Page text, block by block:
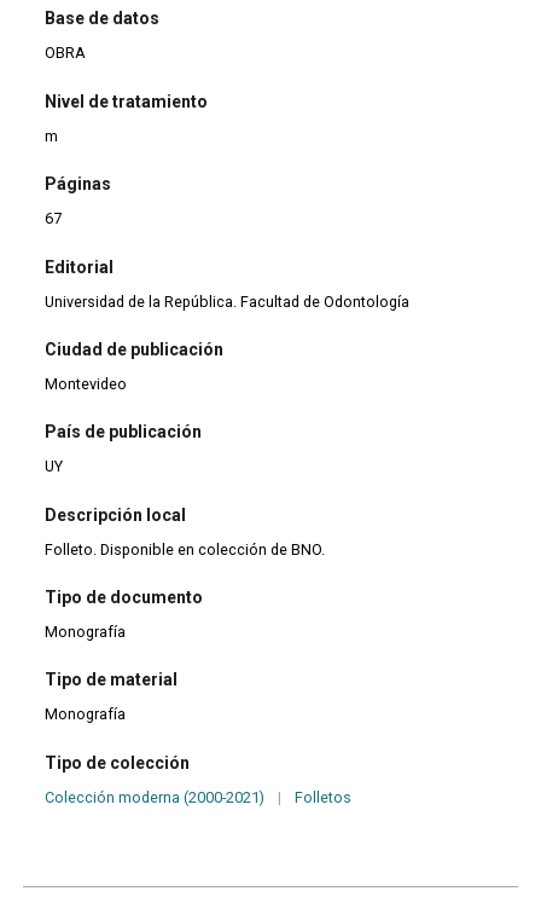
Base de datos
OBRA
Nivel de tratamiento
m
Páginas
67
Editorial
Universidad de la República. Facultad de Odontología
Ciudad de publicación
Montevideo
País de publicación
UY
Descripción local
Folleto. Disponible en colección de BNO.
Tipo de documento
Monografía
Tipo de material
Monografía
Tipo de colección
Colección moderna (2000-2021) | Folletos